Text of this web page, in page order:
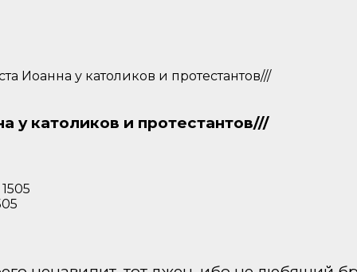
Иоанна у католиков и протестантов///
у католиков и протестантов///